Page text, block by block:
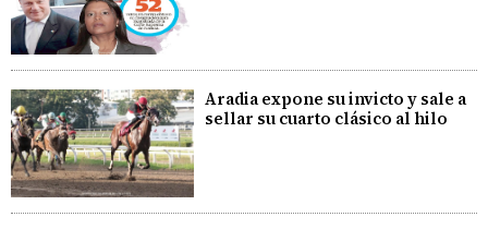
Aradia expone su invicto y sale a
sellar su cuarto clásico al hilo